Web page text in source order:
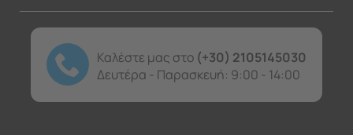
Καλέστε μας στο (+30) 2105145030
Δευτέρα - Παρασκευή: 9:00 - 14:00